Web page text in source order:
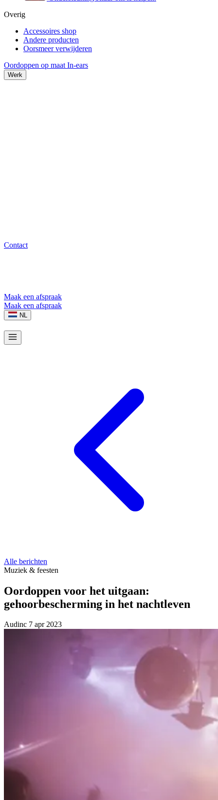
Overig
Accessoires shop
Andere producten
Oorsmeer verwijderen
Oordoppen op maat In-ears
Werk
Contact
Maak een afspraak
Maak een afspraak
NL
Alle berichten
Muziek & feesten
Oordoppen voor het uitgaan:
gehoorbescherming in het nachtleven
Audinc 7 apr 2023